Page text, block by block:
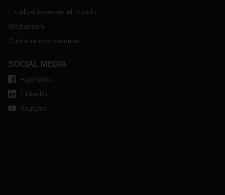
Localizaciones en el mundo
Mediaroom
Contacta con nosotros
SOCIAL MEDIA
Facebook
LinkedIn
Youtube